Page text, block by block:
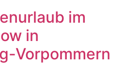
im
in
Vorpommern